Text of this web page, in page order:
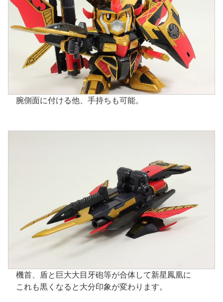
腕側面に付ける他、手持ちも可能。
機首、盾と巨大大目牙砲等が合体して新星鳳凰に
これも黒くなると大分印象が変わります。